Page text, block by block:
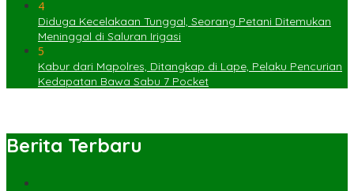
4
Diduga Kecelakaan Tunggal, Seorang Petani Ditemukan
Meninggal di Saluran Irigasi
5
Kabur dari Mapolres, Ditangkap di Lape, Pelaku Pencurian
Kedapatan Bawa Sabu 7 Pocket
Berita Terbaru